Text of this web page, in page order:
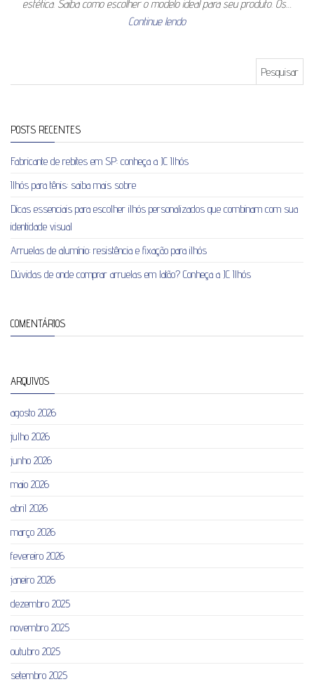
estética. Saiba como escolher o modelo ideal para seu produto. Os…
Continue lendo
POSTS RECENTES
Fabricante de rebites em SP: conheça a JC Ilhós
Ilhós para tênis: saiba mais sobre
Dicas essenciais para escolher ilhós personalizados que combinam com sua
identidade visual
Arruelas de alumínio: resistência e fixação para ilhós
Dúvidas de onde comprar arruelas em latão? Conheça a JC Ilhós
COMENTÁRIOS
ARQUIVOS
agosto 2026
julho 2026
junho 2026
maio 2026
abril 2026
março 2026
fevereiro 2026
janeiro 2026
dezembro 2025
novembro 2025
outubro 2025
setembro 2025